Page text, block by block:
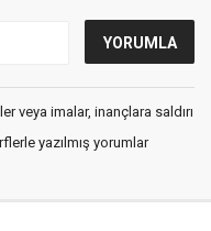
veya imalar, inançlara saldırı
yazılmış yorumlar